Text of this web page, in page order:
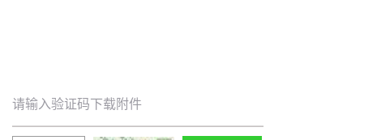
请输入验证码下载附件